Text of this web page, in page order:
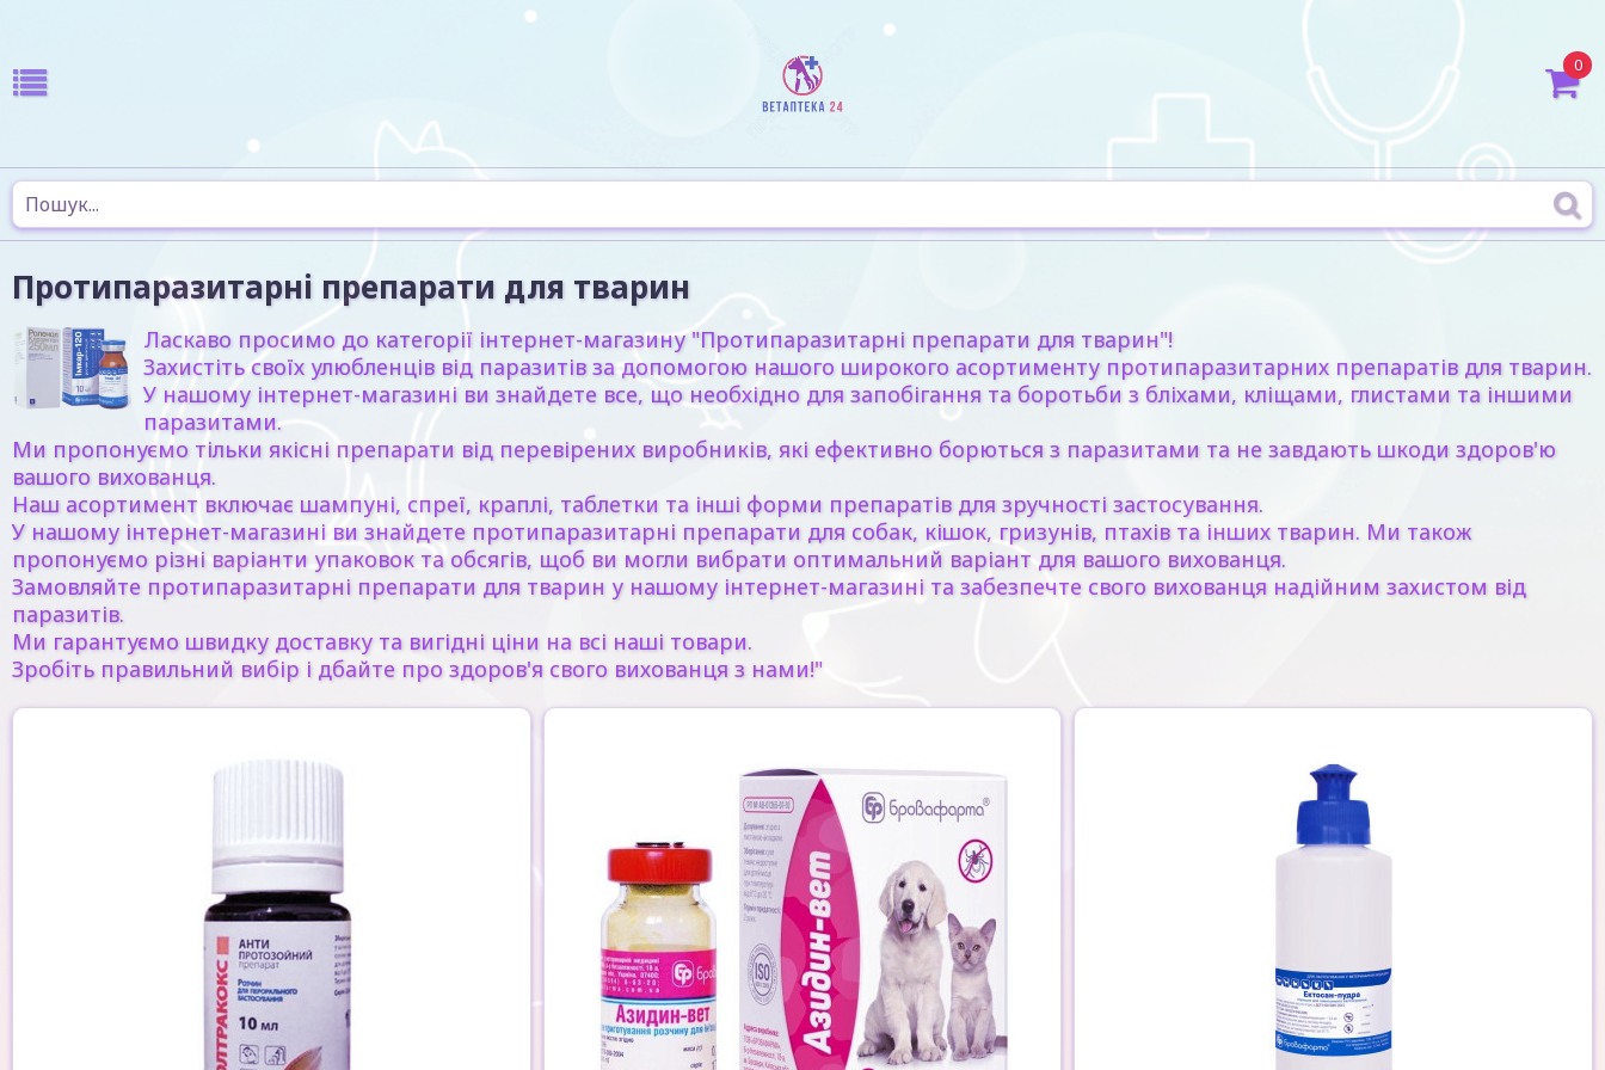
0
Протипаразитарні препарати для тварин
Ласкаво просимо до категорії інтернет-магазину "Протипаразитарні препарати для тварин"!
Захистіть своїх улюбленців від паразитів за допомогою нашого широкого асортименту протипаразитарних препаратів для тварин.
У нашому інтернет-магазині ви знайдете все, що необхідно для запобігання та боротьби з бліхами, кліщами, глистами та іншими
паразитами.
Ми пропонуємо тільки якісні препарати від перевірених виробників, які ефективно борються з паразитами та не завдають шкоди здоров'ю
вашого вихованця.
Наш асортимент включає шампуні, спреї, краплі, таблетки та інші форми препаратів для зручності застосування.
У нашому інтернет-магазині ви знайдете протипаразитарні препарати для собак, кішок, гризунів, птахів та інших тварин. Ми також
пропонуємо різні варіанти упаковок та обсягів, щоб ви могли вибрати оптимальний варіант для вашого вихованця.
Замовляйте протипаразитарні препарати для тварин у нашому інтернет-магазині та забезпечте свого вихованця надійним захистом від
паразитів.
Ми гарантуємо швидку доставку та вигідні ціни на всі наші товари.
Зробіть правильний вибір і дбайте про здоров'я свого вихованця з нами!"